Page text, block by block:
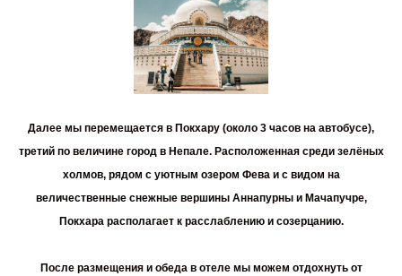
Далее мы перемещается в Покхару (около 3 часов на автобусе),
третий по величине город в Непале. Расположенная среди зелёных
холмов, рядом с уютным озером Фева и с видом на
величественные снежные вершины Аннапурны и Мачапучре,
Покхара располагает к расслаблению и созерцанию.
После размещения и обеда в отеле мы можем отдохнуть от